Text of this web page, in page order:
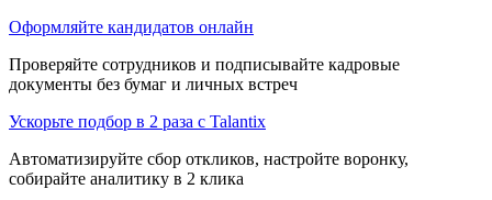
Оформляйте кандидатов онлайн
Проверяйте сотрудников и подписывайте кадровые
документы без бумаг и личных встреч
Ускорьте подбор в 2 раза с Talantix
Автоматизируйте сбор откликов, настройте воронку,
собирайте аналитику в 2 клика